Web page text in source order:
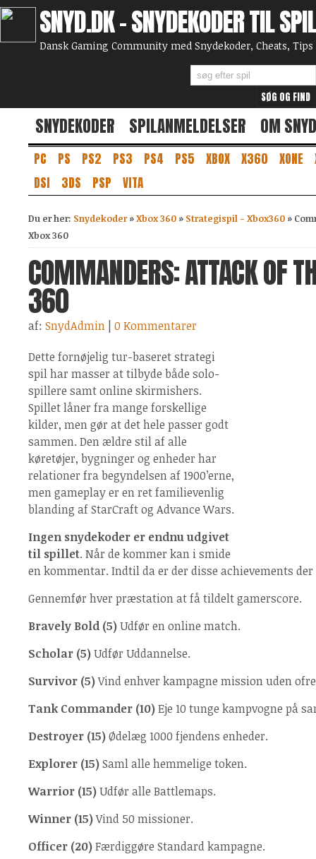
SNYD.DK - SNYDEKODER TIL SPIL
Dansk Gaming Community med Snydekoder, Cheats,
SNYDEKODER SPILANMELDELSER OM SNYD
PC PS PS2 PS3 PS4 PS5 XBOX X360 XONE
DSI
3DS PSP VITA
Du er her: Snydekoder»Xbox 360 » Strategispil - Xbox360 »
Xbox 360
COMMANDERS: ATTACK OF
360
af: SnydAdmin 0 Kommentarer
Dette fornøjelig tur-baseret strategi
spil har masser at tilbyde både solo-
spillere samt online skirmishers.
Spillet låner fra mange forskellige
kilder, men gør at det hele passer godt
sammen. Den ældre stil af alle
køretøjer, bygninger og enheder har
relationer fra begyndelsen af 1900’erne,
men gameplay er en ret familievenlig
blanding af StarCraft og Advance Wars.
Ingen snydekoder er endnu udgivet
til spillet. Når de kommer kan i smide
en kommentar. Indtil da er der disse achievements
Gennemfør hver præstation at få tildelt gamerscore.
Bravely Bold (5)Udfør en online match.
Scholar (5)Udfør Uddannelse.
Survivor (5)Vind enhver kampagne mission uden
Tank Commander (10)Eje 10 tunge kampvogne på
Destroyer (15)Ødelæg 1000 fjendens enheder.
Explorer (15)Saml alle hemmelige token.
Warrior (15)Udfør alle Battlemaps.
Winner (15)Vind 50 missioner.
Officer (20)Færdiggøre Standard kampagne.